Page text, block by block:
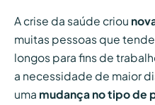
A crise da saúde criou
muitas pessoas que
longos para fins de
a necessidade de maior
uma mudança no tipo de